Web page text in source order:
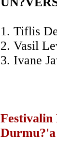
1. Tiflis
2. Vasil
3. Ivane
Festivalin